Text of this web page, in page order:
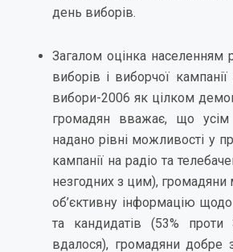
день виборів.
Загалом оцінка населенням
виборів і виборчої
вибори-2006 як цілком
громадян вважає, що
надано рівні можливості у
кампанії на радіо та
незгодних з цим), громадяни
об’єктивну інформацію
та кандидатів (53%
вдалося), громадяни добре